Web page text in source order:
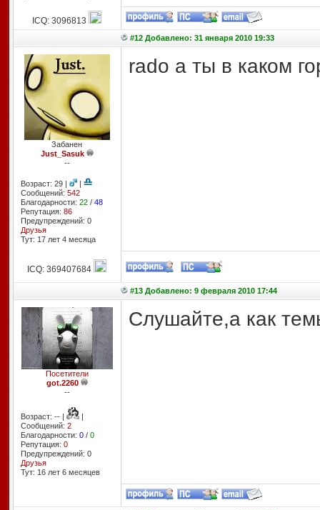
ICQ: 3096813
#12 Добавлено: 31 января 2010 19:33
Забанен
Just_Sasuk
--
Возраст: 29 |
|
Сообщений: 542
Благодарности: 22/ 48
Репутация: 86
Предупреждений: 0
Друзья
Тут: 17 лет 4 месяцa
rado а ты в каком
ICQ: 369407684
#13 Добавлено: 9 февраля 2010 17:44
Посетители
got.2260
--
Возраст: -- |
|
Сообщений: 2
Благодарности: 0/ 0
Репутация: 0
Предупреждений: 0
Друзья
Тут: 16 лет 6 месяцев
Слушайте,а как